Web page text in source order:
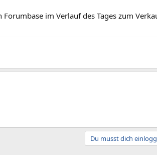
Forumbase im Verlauf des Tages zum
Du musst dich